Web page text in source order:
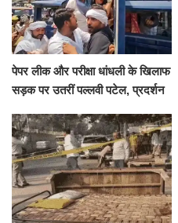
पेपर लीक और परीक्षा धांधली के खिलाफ
सड़क पर उतरीं पल्लवी पटेल, प्रदर्शन